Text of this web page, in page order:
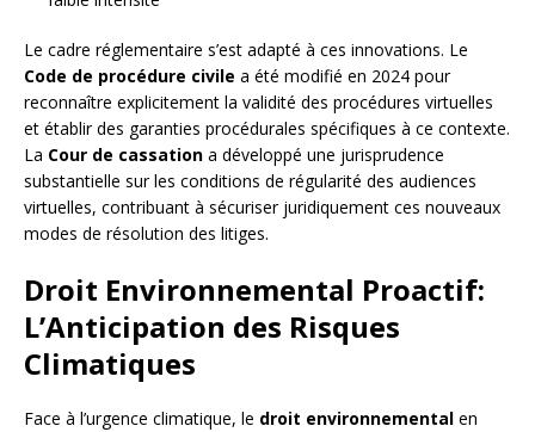
Le cadre réglementaire s’est adapté à ces innovations. Le
Code de procédure civile a été modifié en 2024 pour
reconnaître explicitement la validité des procédures virtuelles
et établir des garanties procédurales spécifiques à ce contexte.
La Cour de cassation a développé une jurisprudence
substantielle sur les conditions de régularité des audiences
virtuelles, contribuant à sécuriser juridiquement ces nouveaux
modes de résolution des litiges.
Droit Environnemental Proactif:
L’Anticipation des Risques
Climatiques
Face à l’urgence climatique, le droit environnemental en